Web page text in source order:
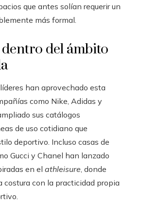
que antes solían requerir un
más formal.
del ámbito
han aprovechado esta
como Nike, Adidas y
sus catálogos
de uso cotidiano que
deportivo. Incluso casas de
Gucci y Chanel han lanzado
en el athleisure, donde
costura con la practicidad propia